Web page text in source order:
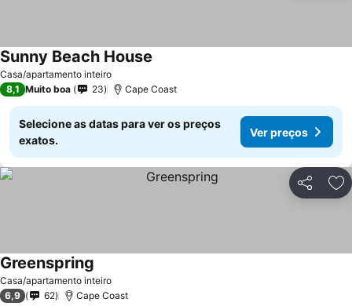
Casa/apartamento inteiro
Sunny Beach House
8,1 Muito boa 23 Cape Coast
Selecione as datas para ver os preços
exatos.
Ver preços
Partilhar
Casa/apartamento inteiro
Greenspring
6,9 62 Cape Coast